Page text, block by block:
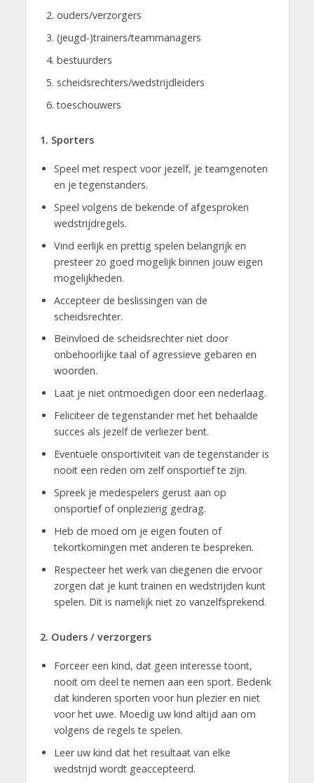
ouders/verzorgers
(jeugd-)trainers/teammanagers
bestuurders
scheidsrechters/wedstrijdleiders
toeschouwers
1. Sporters
Speel met respect voor jezelf, je teamgenoten
en je tegenstanders.
Speel volgens de bekende of afgesproken
wedstrijdregels.
Vind eerlijk en prettig spelen belangrijk en
presteer zo goed mogelijk binnen jouw eigen
mogelijkheden.
Accepteer de beslissingen van de
scheidsrechter.
Beïnvloed de scheidsrechter niet door
onbehoorlijke taal of agressieve gebaren en
woorden.
Laat je niet ontmoedigen door een nederlaag.
Feliciteer de tegenstander met het behaalde
succes als jezelf de verliezer bent.
Eventuele onsportiviteit van de tegenstander is
nooit een reden om zelf onsportief te zijn.
Spreek je medespelers gerust aan op
onsportief of onplezierig gedrag.
Heb de moed om je eigen fouten of
tekortkomingen met anderen te bespreken.
Respecteer het werk van diegenen die ervoor
zorgen dat je kunt trainen en wedstrijden kunt
spelen. Dit is namelijk niet zo vanzelfsprekend.
2. Ouders / verzorgers
Forceer een kind, dat geen interesse toont,
nooit om deel te nemen aan een sport. Bedenk
dat kinderen sporten voor hun plezier en niet
voor het uwe. Moedig uw kind altijd aan om
volgens de regels te spelen.
Leer uw kind dat het resultaat van elke
wedstrijd wordt geaccepteerd.